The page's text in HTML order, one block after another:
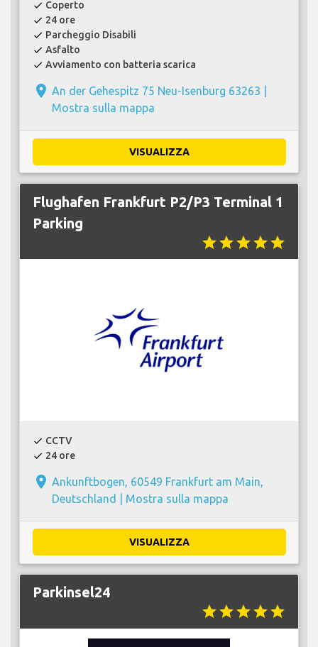
check Coperto
check 24 ore
check Parcheggio Disabili
check Asfalto
check Avviamento con batteria scarica
place An der Gehespitz 75 Neu-Isenburg 63263 |
Mostra sulla mappa
VISUALIZZA
Flughafen Frankfurt P2/P3 Terminal 1
Parking
starstarstarstarstar
check CCTV
check 24 ore
place Ankunftbogen, 60549 Frankfurt am Main,
Deutschland | Mostra sulla mappa
VISUALIZZA
Parkinsel24
starstarstarstarstar